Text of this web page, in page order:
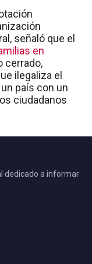
señaló que el
en
cerrado,
ilegaliza el
país con un
ciudadanos
dedicado a informar